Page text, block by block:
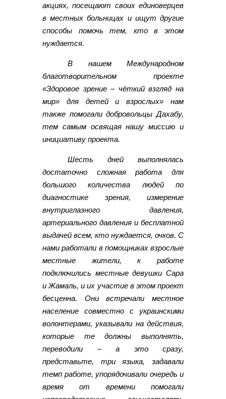
акциях, посещают своих единоверцев
в местных больницах и ищут другие
способы помочь тем, кто в этом
нуждается.
В нашем Международном
благотворительном проекте
«Здоровое зрение – чёткий взгляд на
мир» для детей и взрослых» нам
также помогали добровольцы Дахабу,
тем самым освящая нашу миссию и
инициативу проекта.
Шесть дней выполнялась
достаточно сложная работа для
большого количества людей по
диагностике зрения, измерение
внутриглазного давления,
артериального давления и бесплатной
выдачей всем, кто нуждается, очков. С
нами работали в помощниках взрослые
местные жители, к работе
подключились местные девушки Сара
и Жамаль, и их участие в этом проект
бесценна. Они встречали местное
население совместно с украинскими
волонтерами, указывали на действия,
которые те должны выполнять,
переводили – а это сразу,
представьте, три языка, задавали
темп работе, упорядочивали очередь и
время от времени помогали